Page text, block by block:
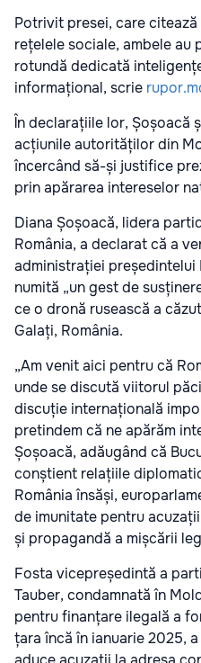
Potrivit presei, care
rețelele sociale, ambele au
rotundă dedicată
informațional, scrie
În declarațiile lor, Șoșoacă
acțiunile autorităților din
încercând să-și justifice
prin apărarea intereselor
Diana Șoșoacă, lidera
România, a declarat că a
administrației președintelui
numită „un gest de
ce o dronă rusească a
Galați, România.
„Am venit aici pentru că
unde se discută viitorul
discuție internațională
pretindem că ne apărăm
Șoșoacă, adăugând că
conștient relațiile
România însăși,
de imunitate pentru
și propagandă a mișcării
Fosta vicepreședintă a
Tauber, condamnată în
pentru finanțare ilegală a
țara încă în ianuarie 2025,